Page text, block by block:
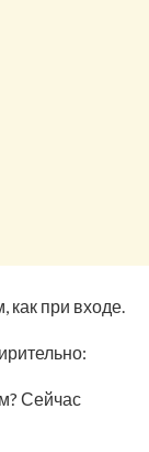
как при входе.
Сейчас